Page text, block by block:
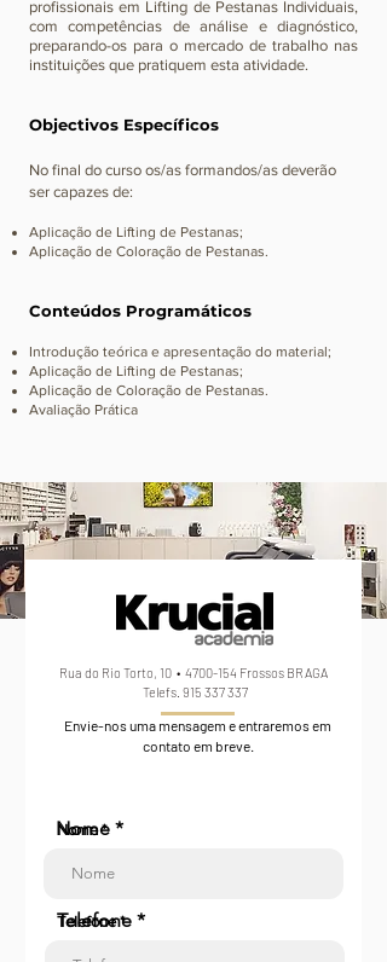
profissionais em Lifting de Pestanas Individuais,
com competências de análise e diagnóstico,
preparando-os para o mercado de trabalho nas
instituições que pratiquem esta atividade.
Objectivos Específicos
No final do curso os/as formandos/as deverão
ser capazes de:
Aplicação de Lifting de Pestanas;
Aplicação de Coloração de Pestanas.
Conteúdos Programáticos
Introdução teórica e apresentação do material;
Aplicação de Lifting de Pestanas;
Aplicação de Coloração de Pestanas.
Avaliação Prática
Envie-nos uma mensagem e entraremos em
contato em breve.
Rua do Rio Torto, 10 • 4700-154 Frossos BRAGA
Telefs. 915 337 337
Nome
Nome *
Telefone
Telefone *